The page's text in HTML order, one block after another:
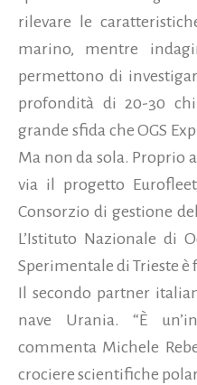
rilevare le
marino, mentre
permettono di
profondità di 20-30
grande sfida che OGS
Ma non da sola. Proprio
via il progetto
Consorzio di gestione
L’Istituto Nazionale di
Sperimentale di Trieste è
Il secondo partner
nave Urania. “È
commenta Michele
crociere scientifiche